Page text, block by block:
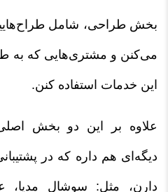
بخش طراحی، شامل
می‌کنن و مشتری‌هایی که به
این خدمات استفاده کنن.
علاوه بر این دو بخش
دیگه‌ای هم داره که در
دارن، مثل: سوشال مدیا،